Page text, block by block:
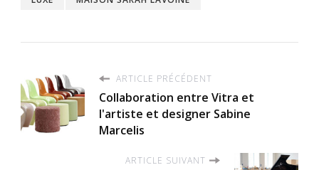
ARTICLE PRÉCÉDENT
Collaboration entre Vitra et
l'artiste et designer Sabine
Marcelis
ARTICLE SUIVANT